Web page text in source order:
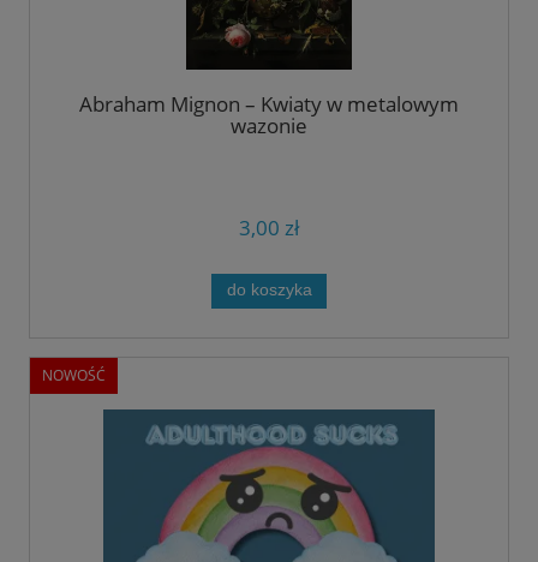
Abraham Mignon – Kwiaty w metalowym
wazonie
3,00 zł
do koszyka
NOWOŚĆ